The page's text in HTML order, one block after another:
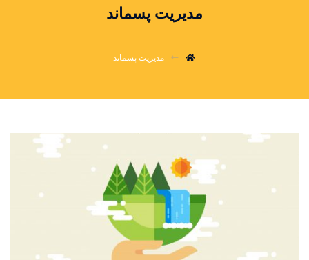
مدیریت پسماند
مدیریت پسماند